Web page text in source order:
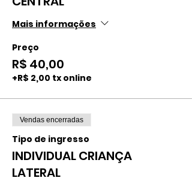
Mais informações
Preço
R$ 40,00
+R$ 2,00 tx online
Vendas encerradas
Tipo de ingresso
INDIVIDUAL CRIANÇA
LATERAL